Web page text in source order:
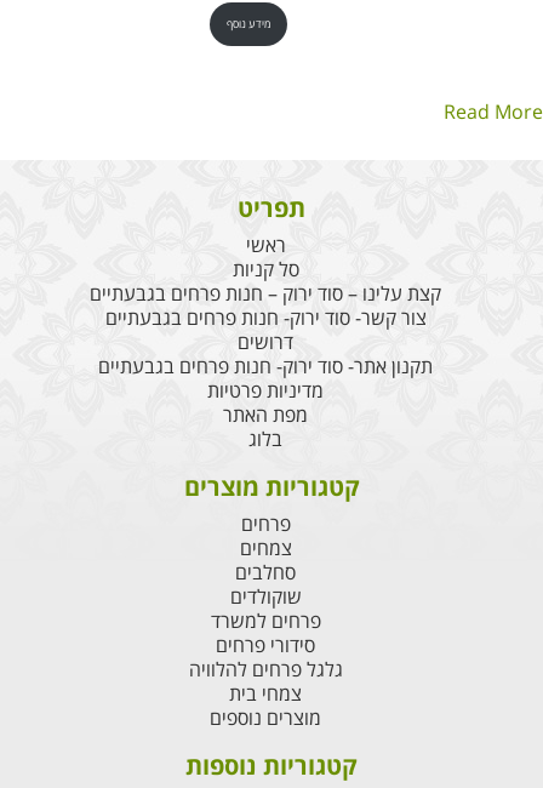
מידע נוסף
Read More
תפריט
ראשי
סל קניות
קצת עלינו – סוד ירוק – חנות פרחים בגבעתיים
צור קשר- סוד ירוק- חנות פרחים בגבעתיים
דרושים
תקנון אתר- סוד ירוק- חנות פרחים בגבעתיים
מדיניות פרטיות
מפת האתר
בלוג
קטגוריות מוצרים
פרחים
צמחים
סחלבים
שוקולדים
פרחים למשרד
סידורי פרחים
גלגל פרחים להלוויה
צמחי בית
מוצרים נוספים
קטגוריות נוספות